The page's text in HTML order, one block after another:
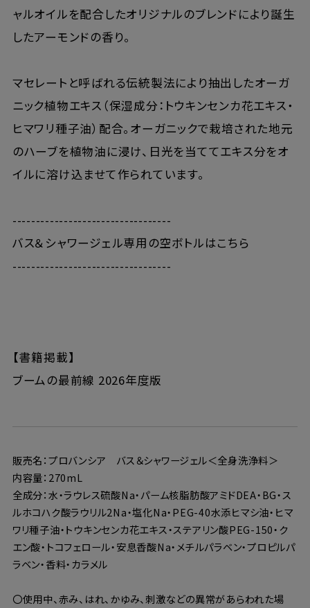
ャルオイルを配合したオリジナルのブレンドにより誕生
したアーモンドの香り。
マセレートと呼ばれる伝統製法により抽出したオーガ
ニック植物エキス（保湿成分：トウキンセンカ花エキス・
ヒマワリ種子油）配合。オーガニックで栽培された地元
のハーブを植物油に浸け、日光を当ててエキス分をオ
イルに溶け込ませて作られています。
----------------------------------
バス＆シャワージェル専用の空ボトルはこちら
----------------------------------
【書籍掲載】
ブームの最前線 2026年度版
販売名：プロバンシア バス＆シャワージェル＜全身洗浄料＞
内容量：270mL
全成分：水・ラウレス硫酸Na・パーム核脂肪酸アミドDEA・BG・ス
ルホコハク酸ラウリル2Na・塩化Na・PEG-40水添ヒマシ油・ヒマ
ワリ種子油・トウキンセンカ花エキス・ステアリン酸PEG-150・ク
エン酸・トコフェロール・安息香酸Na・メチルパラベン・プロピルパ
ラベン・香料・カラメル
〇使用中、赤み、はれ、かゆみ、刺激などの異常があらわれた場